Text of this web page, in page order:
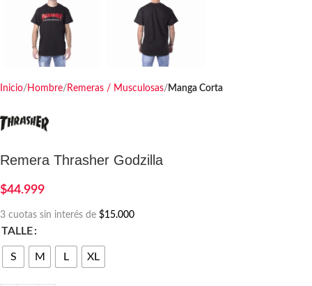
Inicio Hombre Remeras / Musculosas Manga Corta
Remera Thrasher Godzilla
$44.999
3 cuotas sin interés de $15.000
TALLE
S M L XL